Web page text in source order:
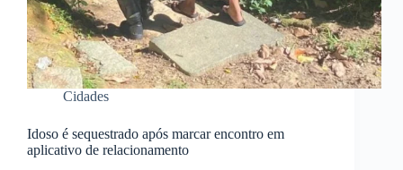
Cidades
Idoso é sequestrado após marcar encontro em
aplicativo de relacionamento